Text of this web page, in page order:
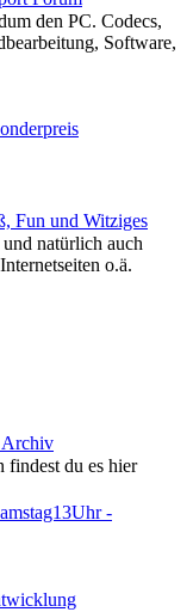
den PC. Codecs,
Software,
Fun und Witziges
natürlich auch
o.ä.
Archiv
findest du es hier
-